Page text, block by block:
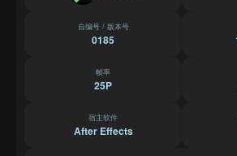
自编号 / 版本号
0185
帧率
25P
宿主软件
After Effects